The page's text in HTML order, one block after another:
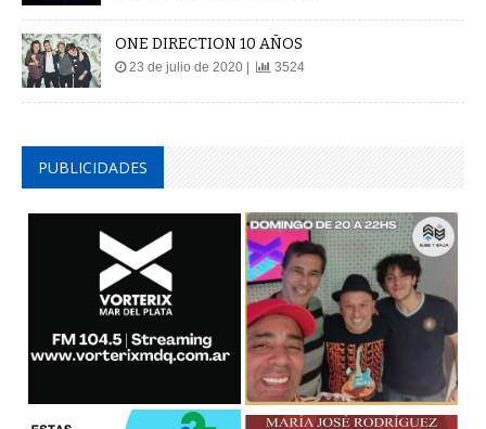
ONE DIRECTION 10 AÑOS
23 de julio de 2020 | 3524
PUBLICIDADES